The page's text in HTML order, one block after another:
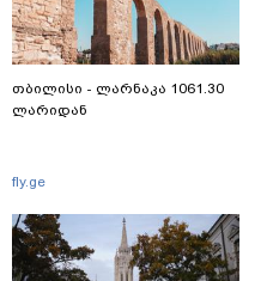
თბილისი - ლარნაკა 1061.30
ლარიდან
fly.ge